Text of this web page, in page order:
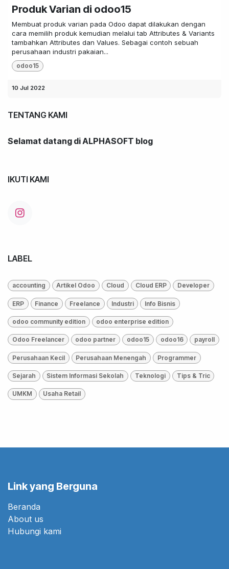
Produk Varian di odoo15
Membuat produk varian pada Odoo dapat dilakukan dengan
cara memilih produk kemudian melalui tab Attributes & Variants
tambahkan Attributes dan Values. Sebagai contoh sebuah
perusahaan industri pakaian...
odoo15
10 Jul 2022
TENTANG KAMI
Selamat datang di ALPHASOFT blog
IKUTI KAMI
LABEL
accounting Artikel Odoo Cloud Cloud ERP Developer
ERP Finance Freelance Industri Info Bisnis
odoo community edition odoo enterprise edition
Odoo Freelancer odoo partner odoo15 odoo16 payroll
Perusahaan Kecil Perusahaan Menengah Programmer
Sejarah Sistem Informasi Sekolah Teknologi Tips & Tric
UMKM Usaha Retail
Link yang Berguna
Beranda
About us
Hubungi kami